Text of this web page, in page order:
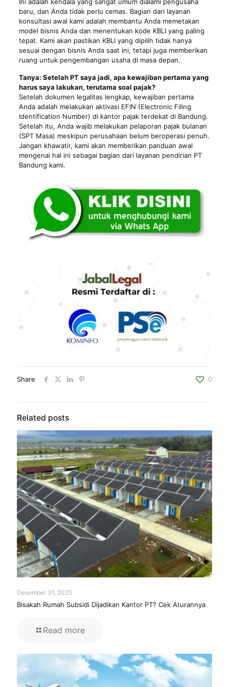
baru, dan Anda tidak perlu cemas. Bagian dari layanan
konsultasi awal kami adalah membantu Anda memetakan
model bisnis Anda dan menentukan kode KBLI yang paling
tepat. Kami akan pastikan KBLI yang dipilih tidak hanya
sesuai dengan bisnis Anda saat ini, tetapi juga memberikan
ruang untuk pengembangan usaha di masa depan.
Tanya: Setelah PT saya jadi, apa kewajiban pertama yang
harus saya lakukan, terutama soal pajak?
Setelah dokumen legalitas lengkap, kewajiban pertama
Anda adalah melakukan aktivasi EFIN (Electronic Filing
Identification Number) di kantor pajak terdekat di Bandung.
Setelah itu, Anda wajib melakukan pelaporan pajak bulanan
(SPT Masa) meskipun perusahaan belum beroperasi penuh.
Jangan khawatir, kami akan memberikan panduan awal
mengenai hal ini sebagai bagian dari layanan pendirian PT
Bandung kami.
Share 0
Related posts
Desember 31, 2025
Bisakah Rumah Subsidi Dijadikan Kantor PT? Cek Aturannya
Read more